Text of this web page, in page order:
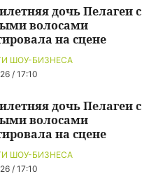
ШОУ-БИЗНЕСА
/ 17:10
дочь Пелагеи с
волосами
на сцене
ШОУ-БИЗНЕСА
/ 17:10
дочь Пелагеи с
волосами
на сцене